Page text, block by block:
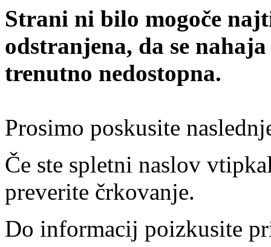
Strani ni bilo mogoče
odstranjena, da se
trenutno nedostopna.
Prosimo poskusite
Če ste spletni naslov
preverite črkovanje.
Do informacij poizkusite